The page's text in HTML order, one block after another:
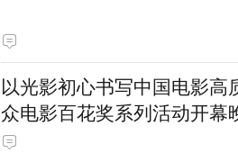
以光影初心书写中国电影
众电影百花奖系列活动开幕